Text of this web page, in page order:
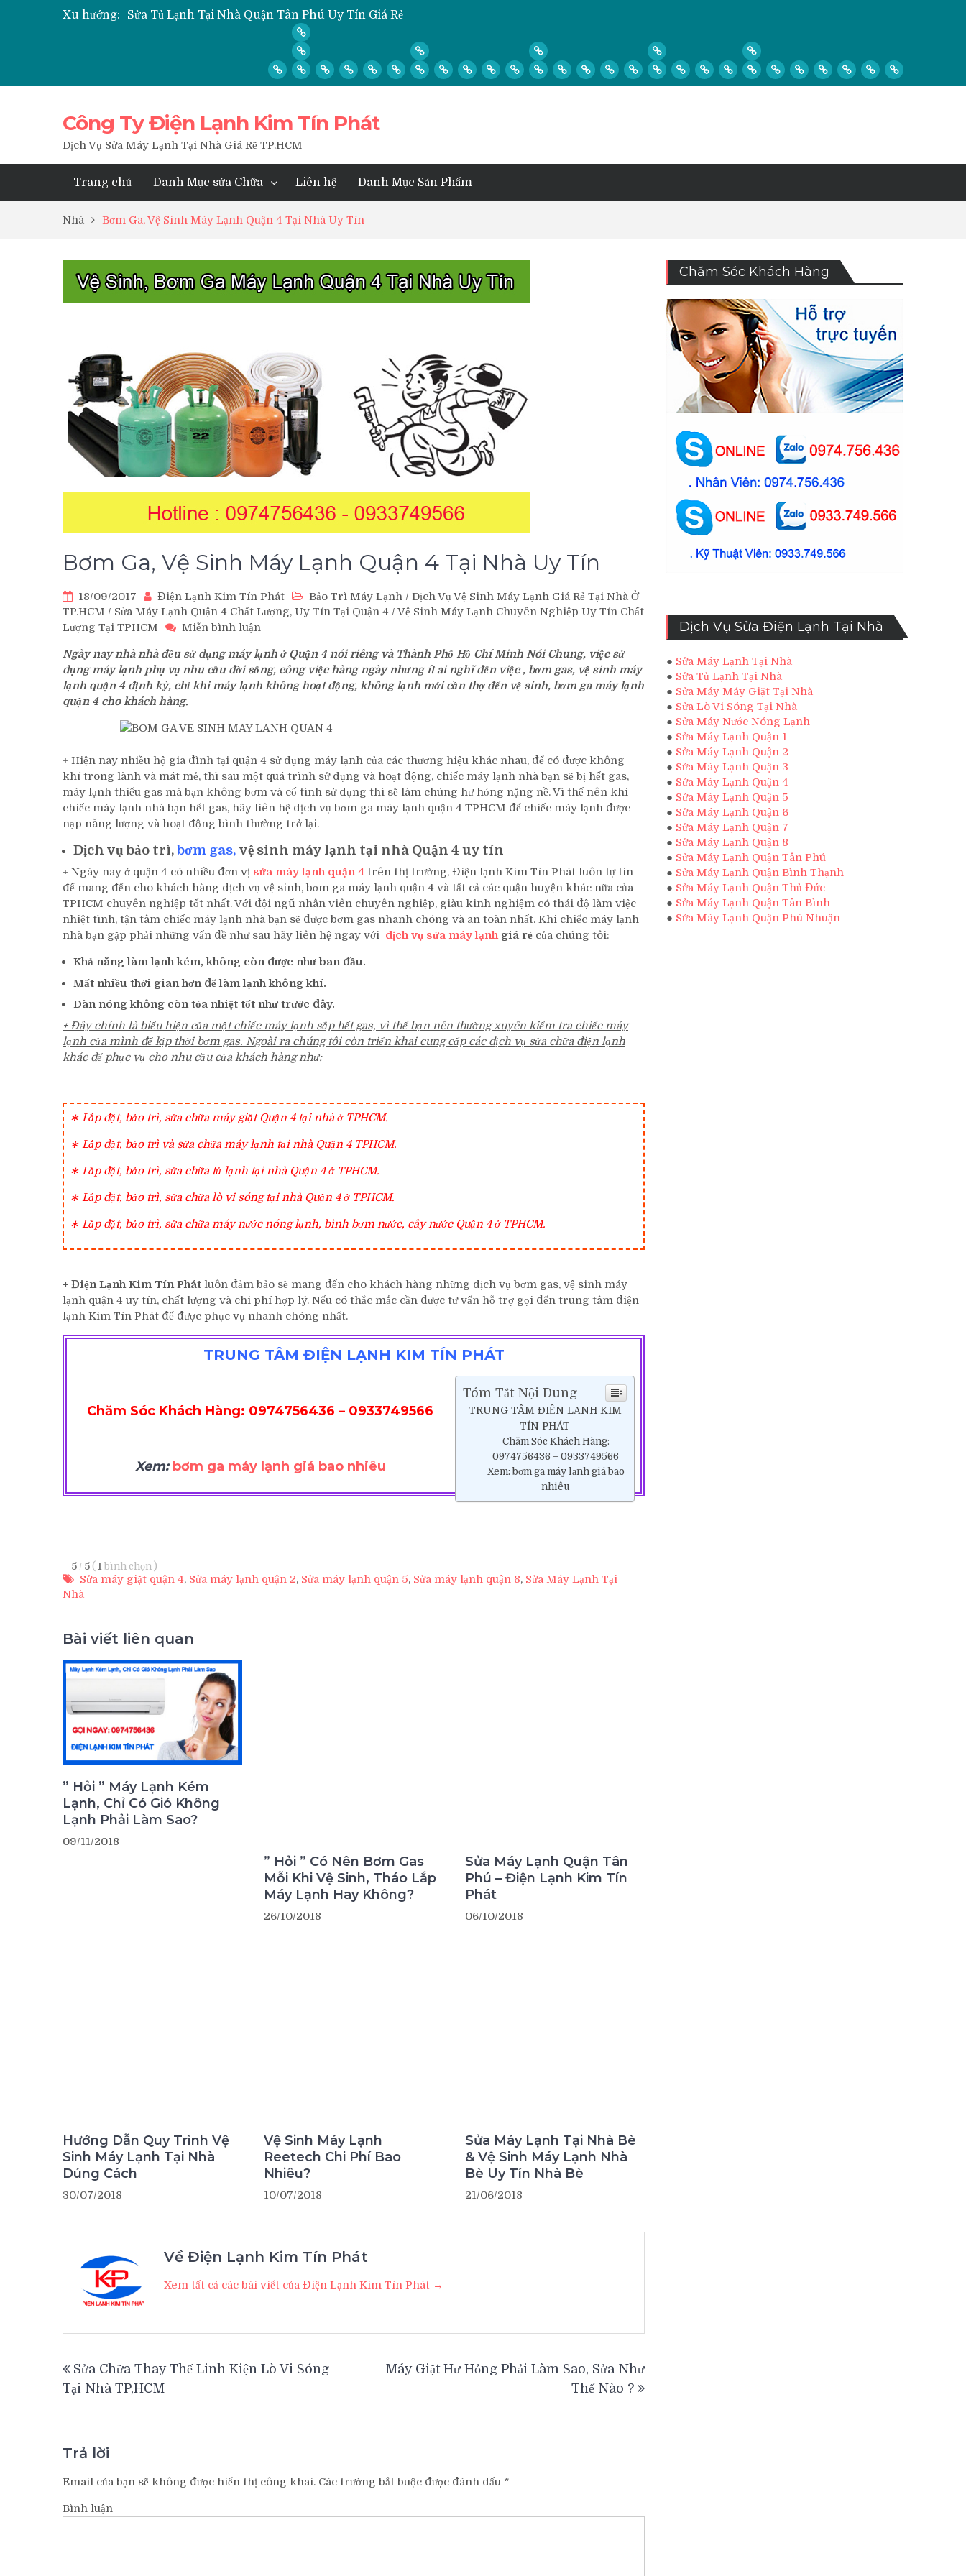
Xu hướng:
Sửa Tủ Lạnh Tại Nhà Quận Tân Phú Uy Tín Giá Rẻ
” Hỏi ” Máy Lạnh Kém Lạnh, Chỉ Có Gió Không Lạnh Phải Làm Sao?
” Hỏi ” Có Nên Bơm Gas Mỗi Khi Vệ Sinh, Tháo Lắp Máy Lạnh Hay Không?
Nạp Gas, Thay Gas, Bơm Gas Máy Lạnh Quận Thủ Đức
Dịch Vụ Sửa Tủ Lạnh Tại Nhà Quận 3
Công Ty Điện Lạnh Kim Tín Phát
Dịch Vụ Sửa Máy Lạnh Tại Nhà Giá Rẽ TP.HCM
Trang chủ Danh Mục sửa Chữa Liên hệ Danh Mục Sản Phẩm
Nhà Bơm Ga, Vệ Sinh Máy Lạnh Quận 4 Tại Nhà Uy Tín
Bơm Ga, Vệ Sinh Máy Lạnh Quận 4 Tại Nhà Uy Tín
18/09/2017 Điện Lạnh Kim Tín Phát Bảo Trì Máy Lạnh / Dịch Vụ Vệ Sinh Máy Lạnh Giá Rẻ Tại Nhà Ở
TP.HCM / Sửa Máy Lạnh Quận 4 Chất Lượng, Uy Tín Tại Quận 4 / Vệ Sinh Máy Lạnh Chuyên Nghiệp Uy Tín Chất
Lượng Tại TPHCM
Miễn bình luận
Ga,
Vệ
Sinh
Quận
Tại
Nhà
Uy
Tín
Ngày nay nhà nhà đều sử dụng máy lạnh ở Quận 4 nói riêng và Thành Phố Hồ Chí Minh Nói Chung, việc sử
dụng máy lạnh phụ vụ nhu cầu đời sống, công việc hàng ngày nhưng ít ai nghĩ đến việc , bơm gas, vệ sinh máy
lạnh quận 4 định kỳ, chỉ khi máy lạnh không hoạt động, không lạnh mới cần thợ đến vệ sinh, bơm ga máy lạnh
quận 4 cho khách hàng.
+ Hiện nay nhiều hộ gia đình tại quận 4 sử dụng máy lạnh của các thương hiệu khác nhau, để có được không
khí trong lành và mát mẻ, thì sau một quá trình sử dụng và hoạt động, chiếc máy lạnh nhà bạn sẽ bị hết gas,
máy lạnh thiếu gas mà bạn không bơm và cố tình sử dụng thì sẽ làm chúng hư hỏng nặng nề. Vì thế nên khi
chiếc máy lạnh nhà bạn hết gas, hãy liên hệ dịch vụ bơm ga máy lạnh quận 4 TPHCM để chiếc máy lạnh được
nạp năng lượng và hoạt động bình thường trở lại.
Dịch vụ bảo trì,bơm gas, vệ sinh máy lạnh tại nhà Quận 4 uy tín
+ Ngày nay ở quận 4 có nhiều đơn vị sửa máy lạnh quận 4 trên thị trường, Điện lạnh Kim Tín Phát luôn tự tin
để mang đến cho khách hàng dịch vụ vệ sinh, bơm ga máy lạnh quận 4 và tất cả các quận huyện khác nữa của
TPHCM chuyên nghiệp tốt nhất. Với đội ngũ nhân viên chuyên nghiệp, giàu kinh nghiệm có thái độ làm việc
nhiệt tình, tận tâm chiếc máy lạnh nhà bạn sẽ được bơm gas nhanh chóng và an toàn nhất. Khi chiếc máy lạnh
nhà bạn gặp phải những vấn đề như sau hãy liên hệ ngay với dịch vụ sửa máy lạnh giá rẻ của chúng tôi:
Khả năng làm lạnh kém, không còn được như ban đầu.
Mất nhiều thời gian hơn để làm lạnh không khí.
Dàn nóng không còn tỏa nhiệt tốt như trước đây.
+ Đây chính là biểu hiện của một chiếc máy lạnh sắp hết gas, vì thế bạn nên thường xuyên kiểm tra chiếc máy
lạnh của mình để kịp thời bơm gas. Ngoài ra chúng tôi còn triển khai cung cấp các dịch vụ sửa chữa điện lạnh
khác để phục vụ cho nhu cầu của khách hàng như:
∗ Lắp đặt, bảo trì, sửa chữa máy giặt Quận 4 tại nhà ở TPHCM.
∗ Lắp đặt, bảo trì và sửa chữa máy lạnh tại nhà Quận 4 TPHCM.
∗ Lắp đặt, bảo trì, sửa chữa tủ lạnh tại nhà Quận 4 ở TPHCM.
∗ Lắp đặt, bảo trì, sửa chữa lò vi sóng tại nhà Quận 4 ở TPHCM.
∗ Lắp đặt, bảo trì, sửa chữa máy nước nóng lạnh, bình bơm nước, cây nước Quận 4 ở TPHCM.
+ Điện Lạnh Kim Tín Phát luôn đảm bảo sẽ mang đến cho khách hàng những dịch vụ bơm gas, vệ sinh máy
lạnh quận 4 uy tín, chất lượng và chi phí hợp lý. Nếu có thắc mắc cần được tư vấn hỗ trợ gọi đến trung tâm điện
lạnh Kim Tín Phát để được phục vụ nhanh chóng nhất.
TRUNG TÂM ĐIỆN LẠNH KIM TÍN PHÁT
Tóm Tắt Nội Dung
TRUNG TÂM ĐIỆN LẠNH KIM
TÍN PHÁT
Chăm Sóc Khách Hàng:
0974756436 – 0933749566
Xem: bơm ga máy lạnh giá bao
nhiêu
Chăm Sóc Khách Hàng: 0974756436 – 0933749566
Xem: bơm ga máy lạnh giá bao nhiêu
5 / 5 ( 1 bình chọn )
Sửa máy giặt quận 4, Sửa máy lạnh quận 2, Sửa máy lạnh quận 5, Sửa máy lạnh quận 8, Sửa Máy Lạnh Tại
Nhà
Bài viết liên quan
” Hỏi ” Máy Lạnh Kém
Lạnh, Chỉ Có Gió Không
Lạnh Phải Làm Sao?
09/11/2018
Sửa Máy Lạnh Quận Tân
Phú – Điện Lạnh Kim Tín
Phát
06/10/2018
Hướng Dẫn Quy Trình Vệ
Sinh Máy Lạnh Tại Nhà
Dúng Cách
30/07/2018
Vệ Sinh Máy Lạnh
Reetech Chi Phí Bao
Nhiêu?
10/07/2018
Sửa Máy Lạnh Tại Nhà Bè
& Vệ Sinh Máy Lạnh Nhà
Bè Uy Tín Nhà Bè
21/06/2018
Về Điện Lạnh Kim Tín Phát
Xem tất cả các bài viết của Điện Lạnh Kim Tín Phát →
hướng
Sửa Chữa Thay Thế Linh Kiện Lò Vi Sóng
Tại Nhà TP,HCM
Máy Giặt Hư Hỏng Phải Làm Sao, Sửa Như
Thế Nào ?
Trả lời
Email của bạn sẽ không được hiển thị công khai. Các trường bắt buộc được đánh dấu *
Bình luận
Chăm Sóc Khách Hàng
Dịch Vụ Sửa Điện Lạnh Tại Nhà
● Sửa Máy Lạnh Tại Nhà
● Sửa Tủ Lạnh Tại Nhà
● Sửa Máy Máy Giặt Tại Nhà
● Sửa Lò Vi Sóng Tại Nhà
● Sửa Máy Nước Nóng Lạnh
● Sửa Máy Lạnh Quận 1
● Sửa Máy Lạnh Quận 2
● Sửa Máy Lạnh Quận 3
● Sửa Máy Lạnh Quận 4
● Sửa Máy Lạnh Quận 5
● Sửa Máy Lạnh Quận 6
● Sửa Máy Lạnh Quận 7
● Sửa Máy Lạnh Quận 8
● Sửa Máy Lạnh Quận Tân Phú
● Sửa Máy Lạnh Quận Bình Thạnh
● Sửa Máy Lạnh Quận Thủ Đức
● Sửa Máy Lạnh Quận Tân Bình
● Sửa Máy Lạnh Quận Phú Nhuận